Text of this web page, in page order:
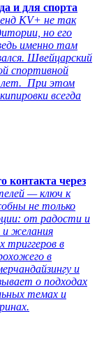
и для спорта
KV+ не так
но его
именно там
Швейцарский
спортивной
лет. При этом
всегда
контакта через
— ключ к
не только
от радости и
и желания
триггеров в
в
и
о подходах
темах и